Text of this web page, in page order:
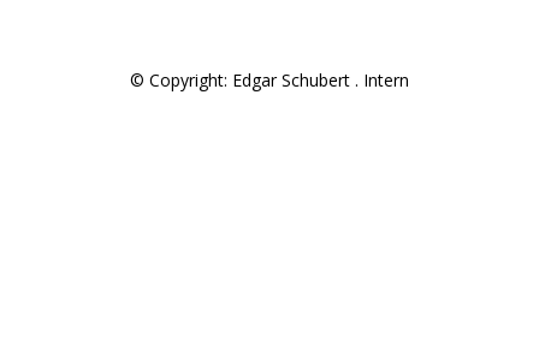
© Copyright: Edgar Schubert . Intern